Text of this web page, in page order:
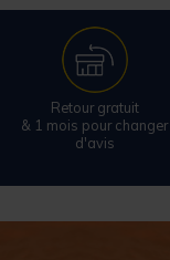
Retour gratuit
& 1 mois pour changer
d'avis